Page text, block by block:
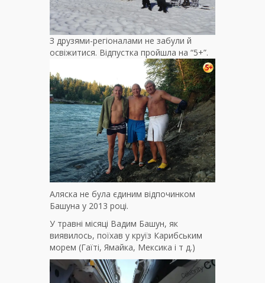
З друзями-регіоналами не забули й
освіжитися. Відпустка пройшла на “5+”.
Аляска не була єдиним відпочинком
Башуна у 2013 році.
У травні місяці Вадим Башун, як
виявилось, поїхав у круїз Карибським
морем (Гаїті, Ямайка, Мексика і т д.)